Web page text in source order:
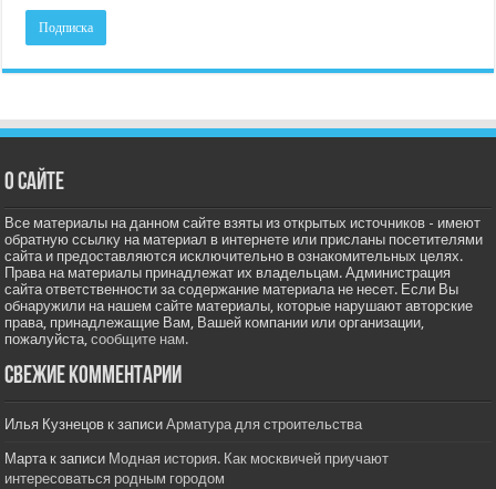
О сайте
Все материалы на данном сайте взяты из открытых источников - имеют
обратную ссылку на материал в интернете или присланы посетителями
сайта и предоставляются исключительно в ознакомительных целях.
Права на материалы принадлежат их владельцам. Администрация
сайта ответственности за содержание материала не несет. Если Вы
обнаружили на нашем сайте материалы, которые нарушают авторские
права, принадлежащие Вам, Вашей компании или организации,
пожалуйста,сообщите нам.
Свежие комментарии
Илья Кузнецов к записиАрматура для строительства
Мартак записи Модная история. Как москвичей приучают
интересоваться родным городом